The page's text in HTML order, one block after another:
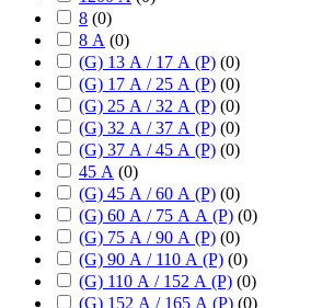
8 (0)
8 А (0)
(G) 13 А / 17 А (P) (0)
(G) 17 А / 25 А (P) (0)
(G) 25 А / 32 А (P) (0)
(G) 32 А / 37 А (P) (0)
(G) 37 А / 45 А (P) (0)
45 А (0)
(G) 45 А / 60 А (P) (0)
(G) 60 А / 75 А А (P) (0)
(G) 75 А / 90 А (P) (0)
(G) 90 А / 110 А (P) (0)
(G) 110 А / 152 А (P) (0)
(G) 152 А / 165 А (P) (0)